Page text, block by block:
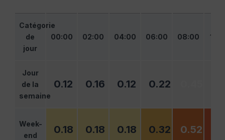
Catégorie
de
jour
00:00 02:00 04:00 06:00 08:00
Jour
de la
semaine
0.12 0.16 0.12 0.22
Week-
end
0.18 0.18 0.18 0.32 0.52